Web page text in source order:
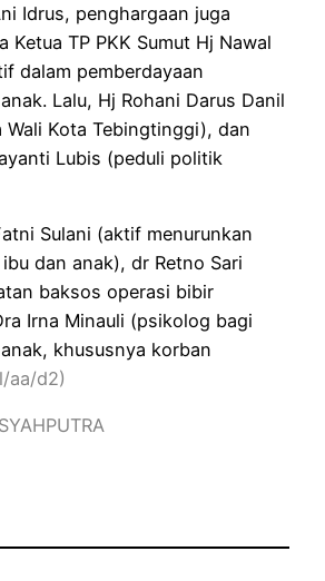
Idrus, penghargaan juga
Ketua TP PKK Sumut Hj Nawal
dalam pemberdayaan
Lalu, Hj Rohani Darus Danil
Kota Tebingtinggi), dan
Lubis (peduli politik
Sulani (aktif menurunkan
dan anak), dr Retno Sari
baksos operasi bibir
Irna Minauli (psikolog bagi
khususnya korban
aa/d2)